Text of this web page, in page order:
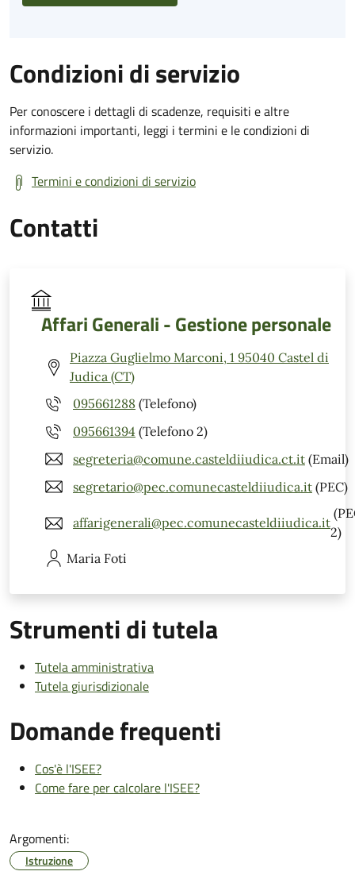
Condizioni di servizio
Per conoscere i dettagli di scadenze, requisiti e altre
informazioni importanti, leggi i termini e le condizioni di
servizio.
Termini e condizioni di servizio
Contatti
Affari Generali - Gestione personale
Piazza Guglielmo Marconi, 1 95040 Castel di
Judica (CT)
095661288 (Telefono)
095661394 (Telefono 2)
segreteria@comune.casteldiiudica.ct.it (Email)
segretario@pec.comunecasteldiiudica.it (PEC)
affarigenerali@pec.comunecasteldiiudica.it
2)
Maria Foti
Strumenti di tutela
Tutela amministrativa
Tutela giurisdizionale
Domande frequenti
Cos'è l'ISEE?
Come fare per calcolare l'ISEE?
Argomenti:
Istruzione